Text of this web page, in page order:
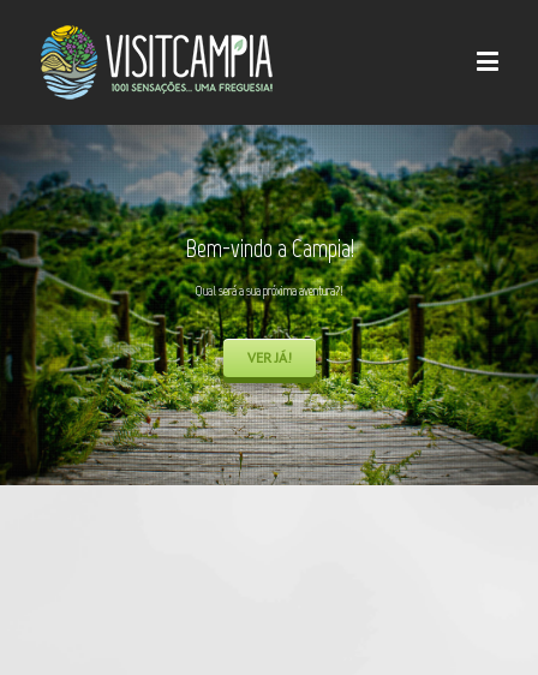
Bem-vindo a Campia!
Qual será a sua próxima aventura?!
VER JÁ!